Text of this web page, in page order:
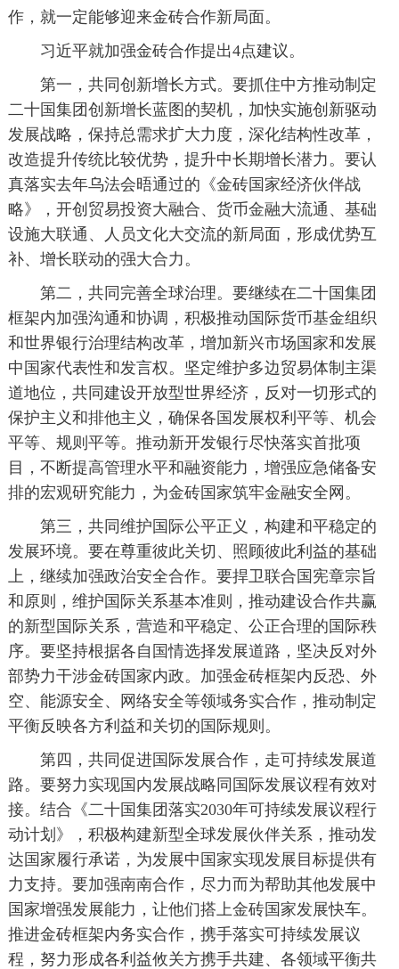
作，就一定能够迎来金砖合作新局面。
习近平就加强金砖合作提出4点建议。
第一，共同创新增长方式。要抓住中方推动制定
二十国集团创新增长蓝图的契机，加快实施创新驱动
发展战略，保持总需求扩大力度，深化结构性改革，
改造提升传统比较优势，提升中长期增长潜力。要认
真落实去年乌法会晤通过的《金砖国家经济伙伴战
略》，开创贸易投资大融合、货币金融大流通、基础
设施大联通、人员文化大交流的新局面，形成优势互
补、增长联动的强大合力。
第二，共同完善全球治理。要继续在二十国集团
框架内加强沟通和协调，积极推动国际货币基金组织
和世界银行治理结构改革，增加新兴市场国家和发展
中国家代表性和发言权。坚定维护多边贸易体制主渠
道地位，共同建设开放型世界经济，反对一切形式的
保护主义和排他主义，确保各国发展权利平等、机会
平等、规则平等。推动新开发银行尽快落实首批项
目，不断提高管理水平和融资能力，增强应急储备安
排的宏观研究能力，为金砖国家筑牢金融安全网。
第三，共同维护国际公平正义，构建和平稳定的
发展环境。要在尊重彼此关切、照顾彼此利益的基础
上，继续加强政治安全合作。要捍卫联合国宪章宗旨
和原则，维护国际关系基本准则，推动建设合作共赢
的新型国际关系，营造和平稳定、公正合理的国际秩
序。要坚持根据各自国情选择发展道路，坚决反对外
部势力干涉金砖国家内政。加强金砖框架内反恐、外
空、能源安全、网络安全等领域务实合作，推动制定
平衡反映各方利益和关切的国际规则。
第四，共同促进国际发展合作，走可持续发展道
路。要努力实现国内发展战略同国际发展议程有效对
接。结合《二十国集团落实2030年可持续发展议程行
动计划》，积极构建新型全球发展伙伴关系，推动发
达国家履行承诺，为发展中国家实现发展目标提供有
力支持。要加强南南合作，尽力而为帮助其他发展中
国家增强发展能力，让他们搭上金砖国家发展快车。
推进金砖框架内务实合作，携手落实可持续发展议
程，努力形成各利益攸关方携手共建、各领域平衡共